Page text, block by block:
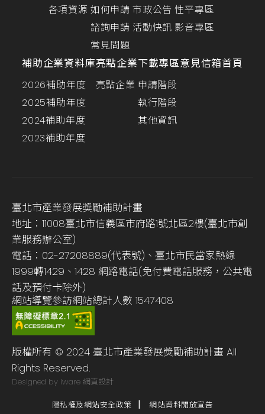
各項資源 如何申請
諮詢申請
常見問題
市政公告
活動快訊
性平專區
影音專區
補助企業資料庫
2026補助年度
2025補助年度
2024補助年度
2023補助年度
亮點企業
亮點企業
下載專區
申請階段
執行階段
其他資訊
意見信箱首頁
臺北市產業發展獎勵補助計畫
地址：11008臺北市信義區市府路1號北區2樓(臺北市創
業服務辦公室)
電話：02-27208889(代表號)、臺北市民當家熱線
1999轉1429、1428 網路電話(免付費電話服務，公共電
話及預付卡除外)
網站導覽參訪網站總計人數 1547408
版權所有 © 2024 臺北市產業發展獎勵補助計畫 All
Rights Reserved.
Designed by iware 網頁設計
隱私權及網站安全政策 網站資料開放宣告